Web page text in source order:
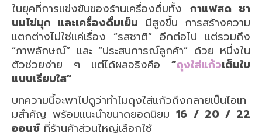
ในยุคที่การแข่งขันของร้านเครื่องดื่มทั้ง กาแฟสด ชา
นมไข่มุก และเครื่องดื่มเย็น มีสูงขึ้น การสร้างความ
แตกต่างไม่ใช่แค่เรื่อง “รสชาติ” อีกต่อไป แต่รวมถึง
“ภาพลักษณ์” และ “ประสบการณ์ลูกค้า” ด้วย หนึ่งใน
ตัวช่วยง่าย ๆ แต่ได้ผลจริงคือ “ถุงใส่แก้วเต็มใบ
แบบเรียบใส”
บทความนี้จะพาไปดูว่าทำไมถุงใส่แก้วถึงกลายเป็นไอเท
มสำคัญ พร้อมแนะนำขนาดยอดนิยม16 / 20 / 22
ออนซ์ ที่ร้านค้าส่วนใหญ่เลือกใช้